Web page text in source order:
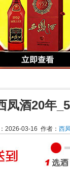
凤酒20年
2026-03-16 作者： 西